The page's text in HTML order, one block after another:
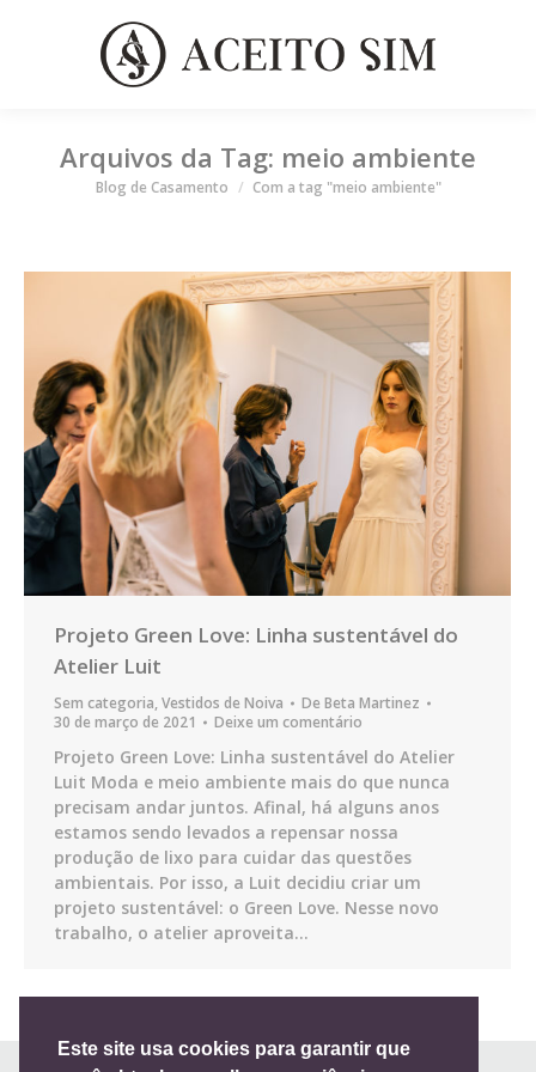
Arquivos da Tag: meio ambiente
Você está aqui
Blog de Casamento Com a tag "meio ambiente"
Projeto Green Love: Linha sustentável do
Atelier Luit
Sem categoria,Vestidos de Noiva De Beta Martinez
30 de março de 2021
Deixe um comentário
Projeto Green Love: Linha sustentável do Atelier
Luit Moda e meio ambiente mais do que nunca
precisam andar juntos. Afinal, há alguns anos
estamos sendo levados a repensar nossa
produção de lixo para cuidar das questões
ambientais. Por isso, a Luit decidiu criar um
projeto sustentável: o Green Love. Nesse novo
trabalho, o atelier aproveita…
Este site usa cookies para garantir que